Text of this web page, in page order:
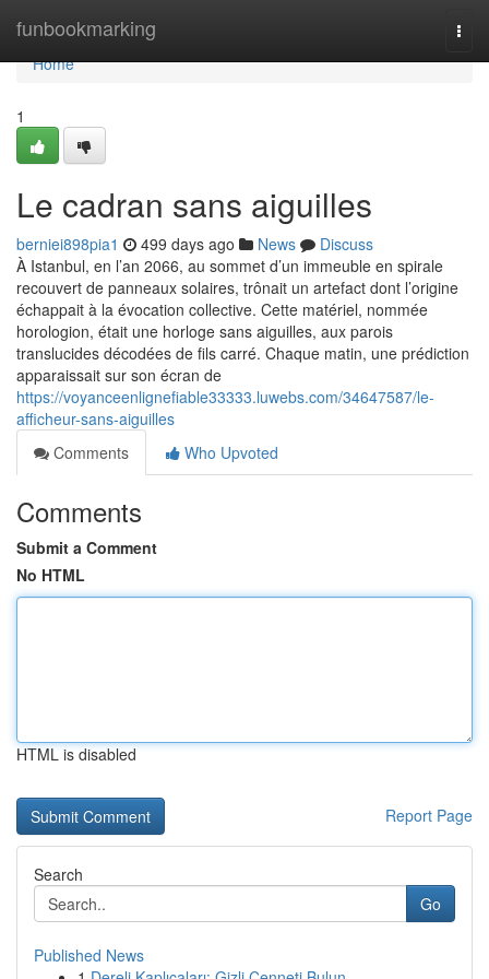
funbookmarking
Home
Home
1
Le cadran sans aiguilles
berniei898pia1 499 days ago News
Discuss
À Istanbul, en l’an 2066, au sommet d’un immeuble en spirale
recouvert de panneaux solaires, trônait un artefact dont l’origine
échappait à la évocation collective. Cette matériel, nommée
horologion, était une horloge sans aiguilles, aux parois
translucides décodées de fils carré. Chaque matin, une prédiction
apparaissait sur son écran de
https://voyanceenlignefiable33333.luwebs.com/34647587/le-
afficheur-sans-aiguilles
Comments
Who Upvoted
Comments
Submit a Comment
No HTML
HTML is disabled
Report Page
Search
Go
Published News